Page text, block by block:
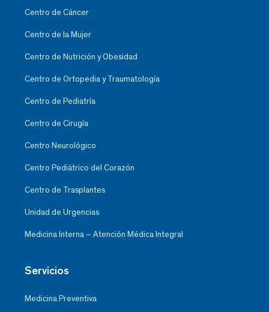
Centro de Cáncer
Centro de la Mujer
Centro de Nutrición y Obesidad
Centro de Ortopedia y Traumatología
Centro de Pediatría
Centro de Cirugía
Centro Neurológico
Centro Pediátrico del Corazón
Centro de Trasplantes
Unidad de Urgencias
Medicina Interna – Atención Médica Integral
Servicios
Medicina Preventiva